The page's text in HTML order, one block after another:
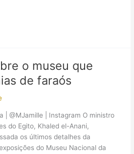
o museu que
de faraós
| @MJamille | Instagram O ministro
do Egito, Khaled el-Anani,
os últimos detalhes da
do Museu Nacional da